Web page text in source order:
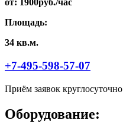
от: 1900руб./час
Площадь:
34 кв.м.
+7-495-598-57-07
Приём заявок круглосуточно
Оборудование: